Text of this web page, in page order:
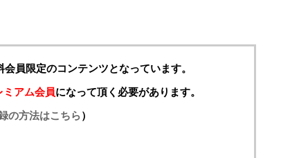
員限定のコンテンツとなっています。
ミアム会員になって頂く必要があります。
の方法はこちら）
【特別記事】レーシングブルズ、